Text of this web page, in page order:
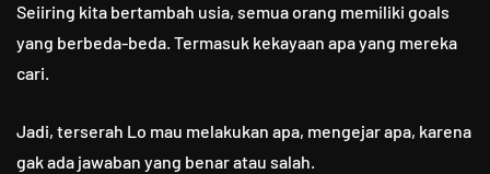
Seiiring kita bertambah usia, semua orang memiliki goals
yang berbeda-beda. Termasuk kekayaan apa yang mereka
cari.
Jadi, terserah Lo mau melakukan apa, mengejar apa, karena
gak ada jawaban yang benar atau salah.